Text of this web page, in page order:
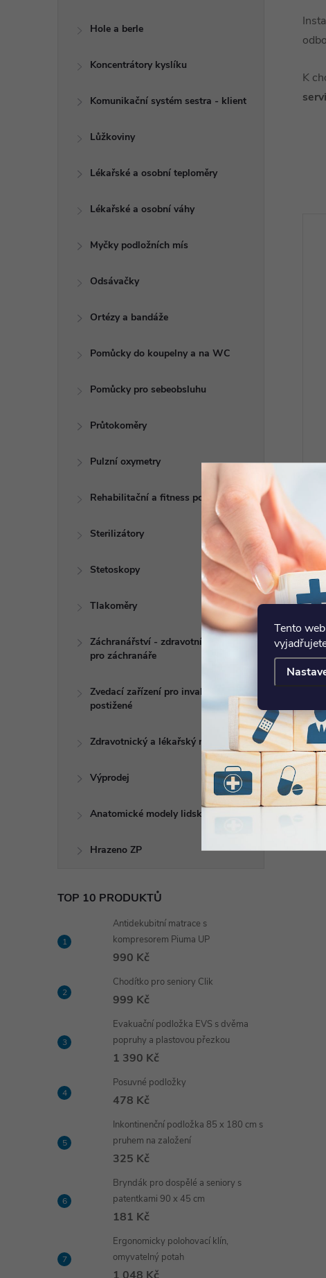
Tento
Hole a berle
Koncentrátory kyslíku
Komunikační systém sestra - klient
Lůžkoviny
Lékařské a osobní teploměry
Lékařské a osobní váhy
Myčky podložních mís
Odsávačky
Ortézy a bandáže
Pomůcky do koupelny a na WC
Pomůcky pro sebeobsluhu
Průtokoměry
Pulzní oxymetry
Rehabilitační a fitness pomůcky
Sterilizátory
Stetoskopy
Tlakoměry
Záchranářství - zdravotní potřeby
pro záchranáře
Zvedací zařízení pro invalidy a
postižené
Zdravotnický a lékařský nábytek
Výprodej
Anatomické modely lidského těla
Hrazeno ZP
TOP 10 PRODUKTŮ
Antidekubitní matrace s
kompresorem Piuma UP
990 Kč
Chodítko pro seniory Clik
999 Kč
Evakuační podložka EVS s dvěma
popruhy a plastovou přezkou
1 390 Kč
Posuvné podložky
478 Kč
Inkontinenční podložka 85 x 180 cm s
pruhem na založení
325 Kč
Bryndák pro dospělé a seniory s
patentkami 90 x 45 cm
181 Kč
Ergonomicky polohovací klín,
omyvatelný potah
K